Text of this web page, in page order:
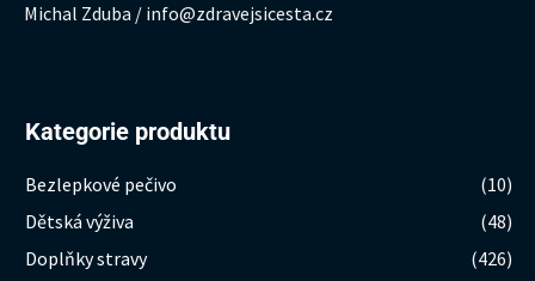
Michal Zduba / info@zdravejsicesta.cz
Kategorie produktu
Bezlepkové pečivo
(10)
Dětská výživa
(48)
Doplňky stravy
(426)